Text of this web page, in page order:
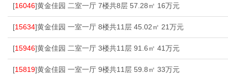
[16046]黄金佳园 二室一厅 7楼共8层 57.28㎡ 16万元
[15634]黄金佳园 一室一厅 8楼共11层 45.02㎡ 21万元
[15946]黄金佳园 二室一厅 3楼共11层 91.6㎡ 41万元
[15819]黄金佳园 一室一厅 9楼共11层 59.8㎡ 33万元